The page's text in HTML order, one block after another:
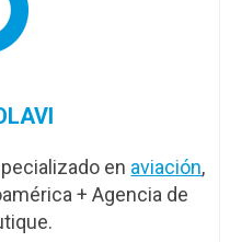
en aviación,
+ Agencia de